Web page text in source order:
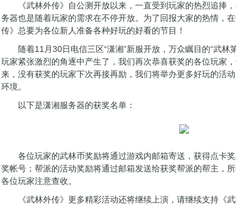
《武林外传》自公测开放以来，一直受到玩家的热烈追捧，
务器也是随着玩家的需求在不停开放。为了回报大家的热情，
传》总要为各位新人准备各种好玩的好看的节目！
随着11月30日电信三区“潇湘”新服开放，万众瞩目的“武林
玩家紧张激烈的角逐中产生了，我们再次恭喜获奖的各位玩家
来，没有获奖的玩家下次再接再励，我们将举办更多好玩的活
环境。
以下是潇湘服务器的获奖名单：
各位玩家的武林币奖励将通过游戏内邮箱寄送，获得点卡奖
奖帐号；帮派的活动奖励将通过邮箱发送给获奖帮派的帮主，
各位玩家注意查收。
《武林外传》更多精彩活动还将继续上演，请继续支持《武